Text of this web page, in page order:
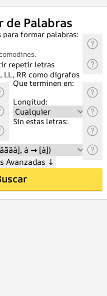
de Palabras
para formar palabras:
repetir letras
LL, RR como dígrafos
Que terminen en:
Longitud:
Sin estas letras:
Avanzadas ↓